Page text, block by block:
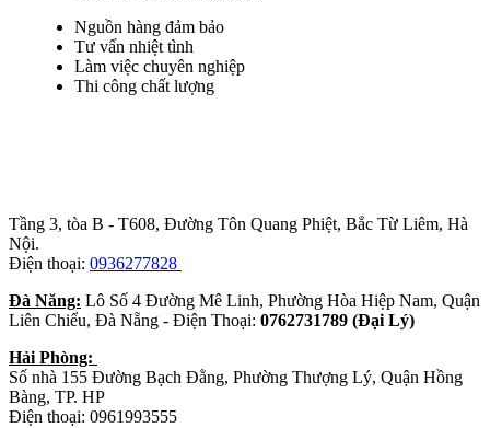
Nguồn hàng đảm bảo
Tư vấn nhiệt tình
Làm việc chuyên nghiệp
Thi công chất lượng
Tầng 3, tòa B - T608, Đường Tôn Quang Phiệt, Bắc Từ Liêm, Hà
Nội.
Điện thoại: 0936277828
Đà Năng: Lô Số 4 Đường Mê Linh, Phường Hòa Hiệp Nam, Quận
Liên Chiểu, Đà Nẵng - Điện Thoại: 0762731789 (Đại Lý)
Hải Phòng:
Số nhà 155 Đường Bạch Đằng, Phường Thượng Lý, Quận Hồng
Bàng, TP. HP
Điện thoại: 0961993555